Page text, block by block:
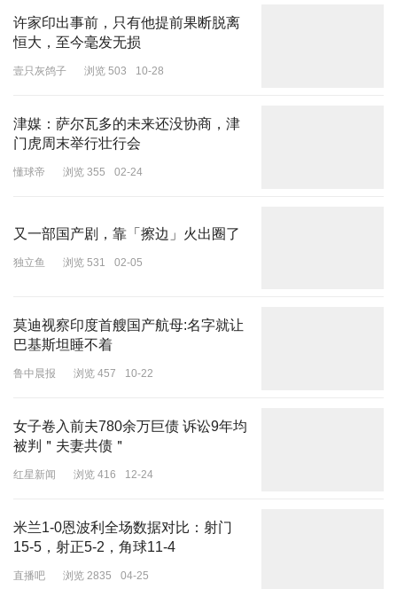
许家印出事前，只有他提前果断脱离
恒大，至今毫发无损
壹只灰鸽子 浏览 503 10-28
津媒：萨尔瓦多的未来还没协商，津
门虎周末举行壮行会
懂球帝 浏览 355 02-24
又一部国产剧，靠「擦边」火出圈了
独立鱼 浏览 531 02-05
莫迪视察印度首艘国产航母:名字就让
巴基斯坦睡不着
鲁中晨报 浏览 457 10-22
女子卷入前夫780余万巨债 诉讼9年均
被判＂夫妻共债＂
红星新闻 浏览 416 12-24
米兰1-0恩波利全场数据对比：射门
15-5，射正5-2，角球11-4
直播吧 浏览 2835 04-25